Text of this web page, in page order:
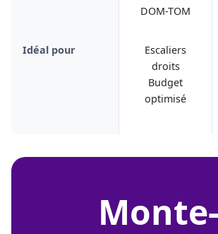
DOM-TOM
Idéal pour
Escaliers
droits
Budget
optimisé
monte-